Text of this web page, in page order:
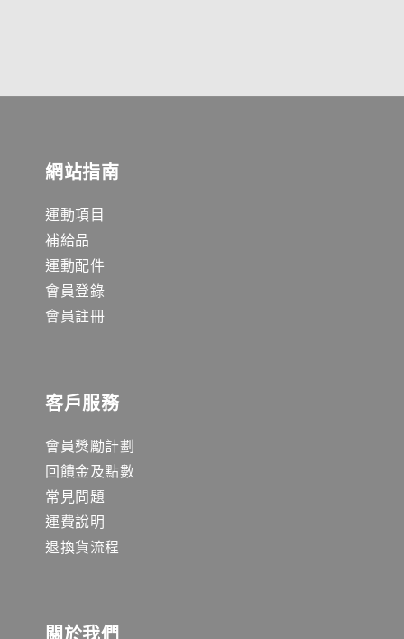
網站指南
運動項目
補給品
運動配件
會員登錄
會員註冊
客戶服務
會員獎勵計劃
回饋金及點數
常見問題
運費說明
退換貨流程
關於我們